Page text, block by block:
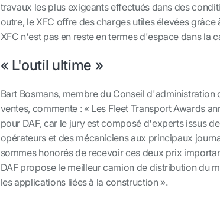
travaux les plus exigeants effectués dans des
outre, le XFC offre des charges utiles élevées
XFC n'est pas en reste en termes d'espace dans la
« L'outil ultime »
Bart Bosmans, membre du Conseil d'administration
ventes, commente : « Les Fleet Transport Awards
pour DAF, car le jury est composé d'experts issus
opérateurs et des mécaniciens aux principaux
sommes honorés de recevoir ces deux prix
DAF propose le meilleur camion de distribution du
les applications liées à la construction ».